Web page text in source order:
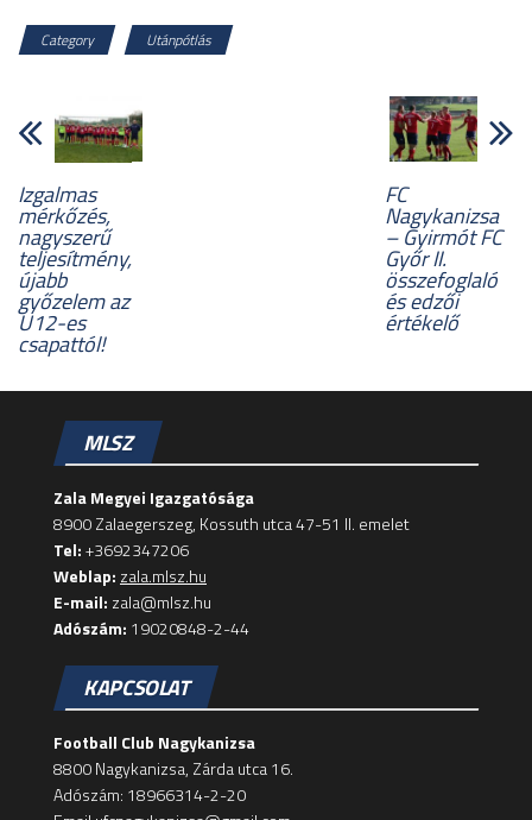
Category Utánpótlás
Izgalmas
mérkőzés,
nagyszerű
teljesítmény,
újabb
győzelem az
U12-es
csapattól!
FC
Nagykanizsa
– Gyirmót FC
Győr II.
összefoglaló
és edzői
értékelő
MLSZ
Zala Megyei Igazgatósága
8900 Zalaegerszeg, Kossuth utca 47-51 II. emelet
Tel:+3692347206
Weblap: zala.mlsz.hu
E-mail: zala@mlsz.hu
Adószám: 19020848-2-44
KAPCSOLAT
Football Club Nagykanizsa
8800 Nagykanizsa, Zárda utca 16.
Adószám: 18966314-2-20